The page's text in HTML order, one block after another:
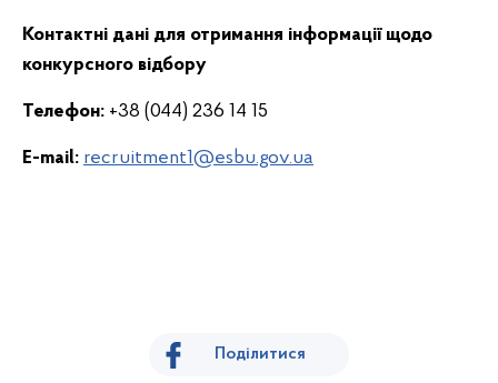
Контактні дані для отримання інформації щодо
конкурсного відбору
Телефон: +38 (044) 236 14 15
E-mail: recruitment1@esbu.gov.ua
Поділитися